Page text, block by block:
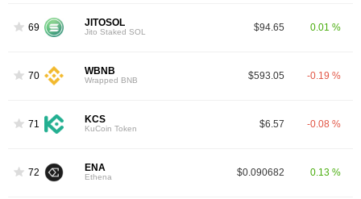
69 JITOSOL
Jito Staked SOL $94.65 0.01 %
70 WBNB
Wrapped BNB $593.05 -0.19 %
71 KCS
KuCoin Token $6.57 -0.08 %
72 ENA
Ethena $0.090682 0.13 %